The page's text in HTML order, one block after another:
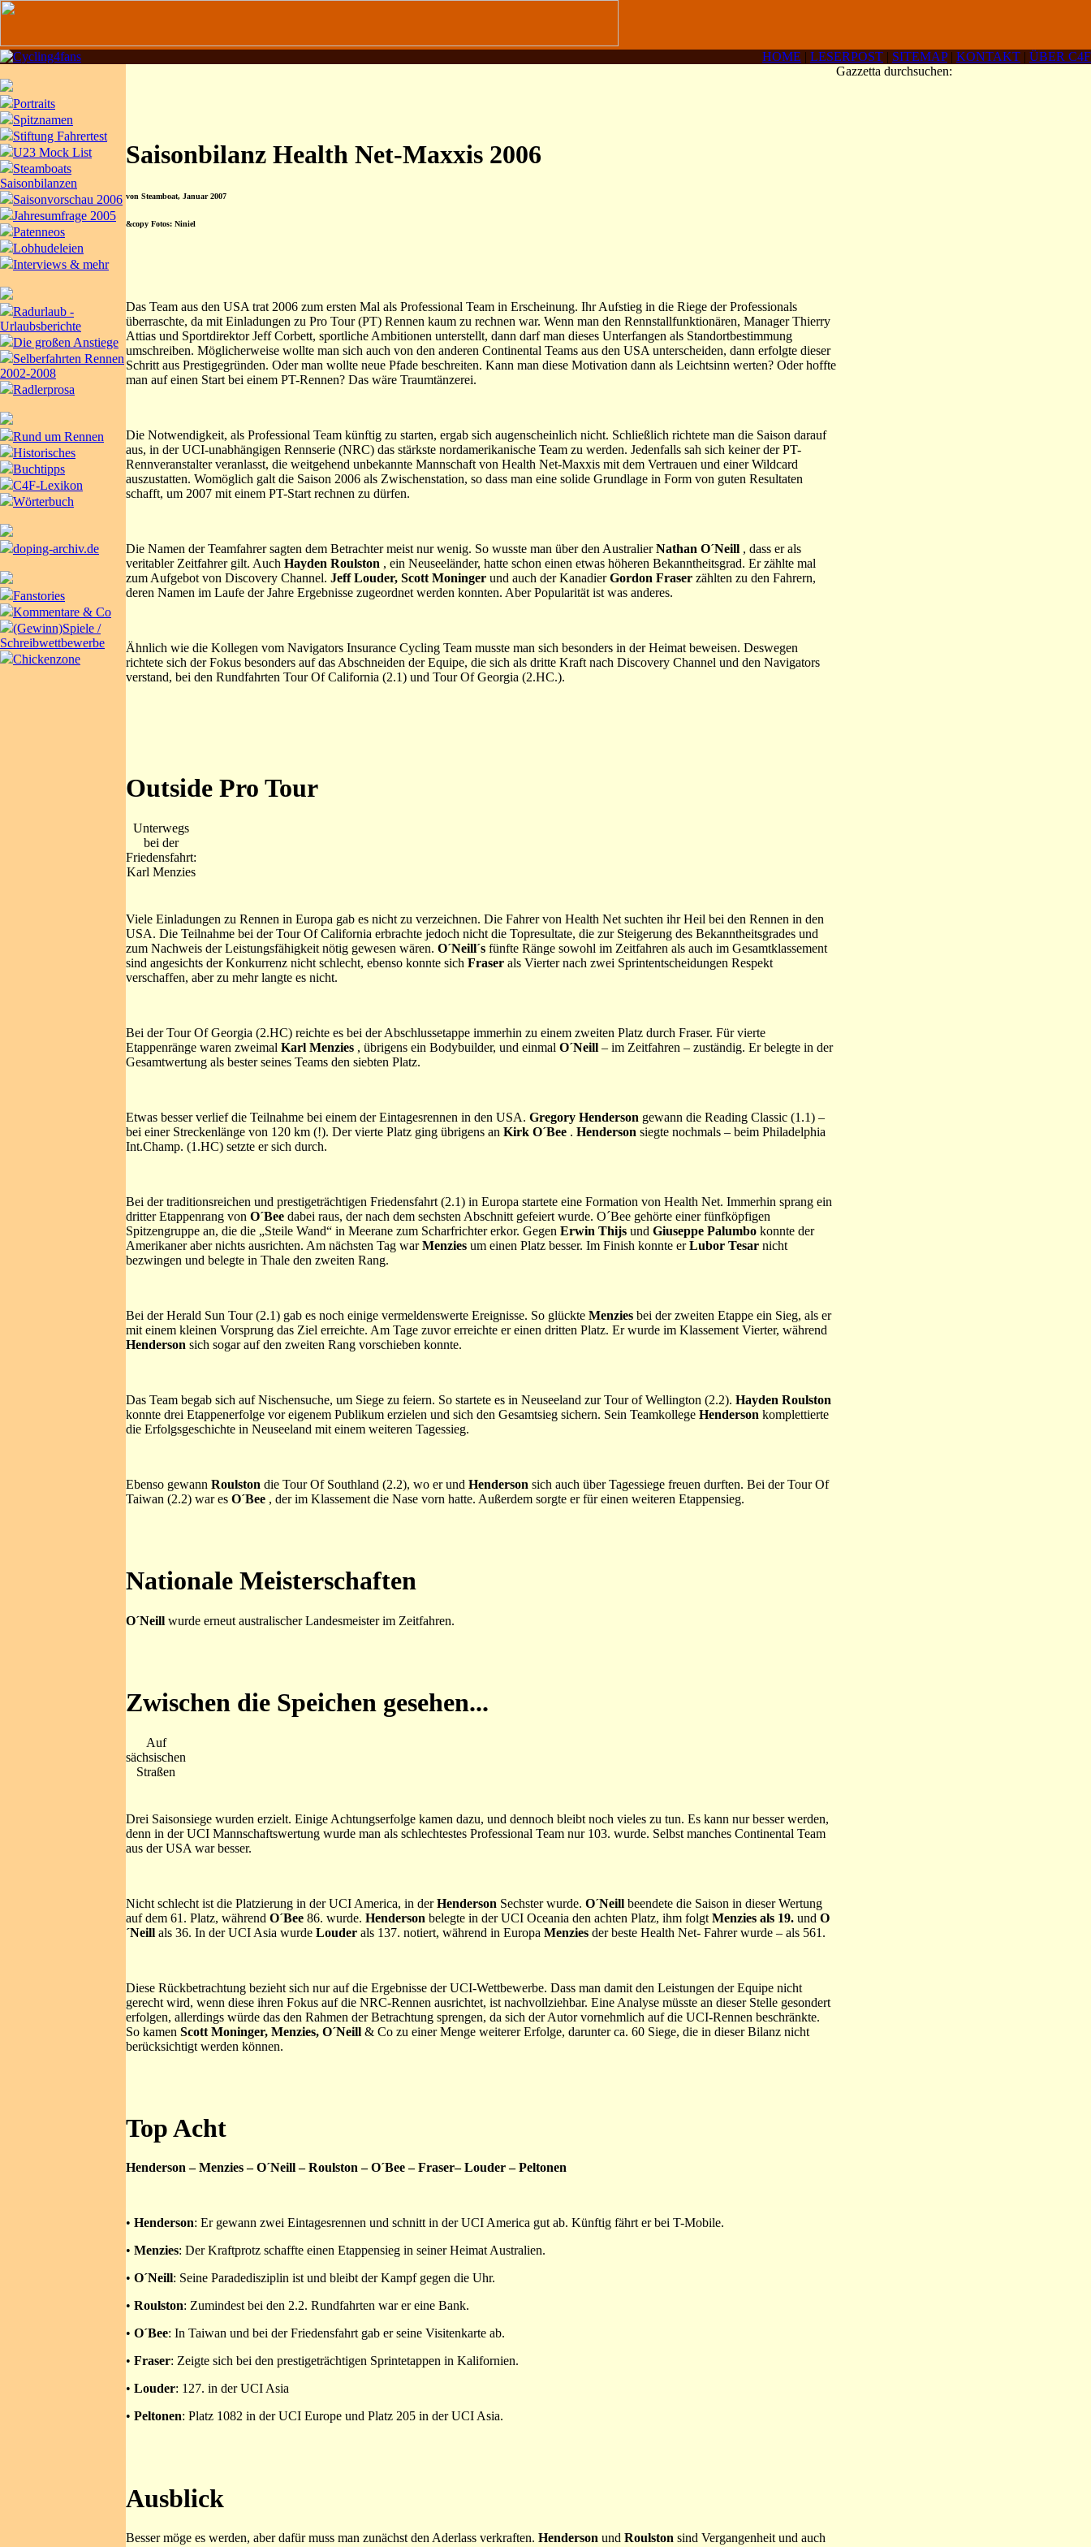
HOME | LESERPOST | SITEMAP| KONTAKT | ÜBER C4F
Portraits
Spitznamen
Stiftung Fahrertest
U23 Mock List
Steamboats
Saisonbilanzen
Saisonvorschau 2006
Jahresumfrage 2005
Patenneos
Lobhudeleien
Interviews & mehr
Radurlaub -
Urlaubsberichte
Die großen Anstiege
Selberfahrten Rennen
2002-2008
Radlerprosa
Rund um Rennen
Historisches
Buchtipps
C4F-Lexikon
Wörterbuch
doping-archiv.de
Fanstories
Kommentare & Co
(Gewinn)Spiele /
Schreibwettbewerbe
Chickenzone
Saisonbilanz Health Net-Maxxis 2006
von Steamboat, Januar 2007
&copy Fotos: Niniel
Das Team aus den USA trat 2006 zum ersten Mal als Professional Team in Erscheinung. Ihr Aufstieg in die Riege der Professionals
überraschte, da mit Einladungen zu Pro Tour (PT) Rennen kaum zu rechnen war. Wenn man den Rennstallfunktionären, Manager Thierry
Attias und Sportdirektor Jeff Corbett, sportliche Ambitionen unterstellt, dann darf man dieses Unterfangen als Standortbestimmung
umschreiben. Möglicherweise wollte man sich auch von den anderen Continental Teams aus den USA unterscheiden, dann erfolgte dieser
Schritt aus Prestigegründen. Oder man wollte neue Pfade beschreiten. Kann man diese Motivation dann als Leichtsinn werten? Oder hoffte
man auf einen Start bei einem PT-Rennen? Das wäre Traumtänzerei.
Die Notwendigkeit, als Professional Team künftig zu starten, ergab sich augenscheinlich nicht. Schließlich richtete man die Saison darauf
aus, in der UCI-unabhängigen Rennserie (NRC) das stärkste nordamerikanische Team zu werden. Jedenfalls sah sich keiner der PT-
Rennveranstalter veranlasst, die weitgehend unbekannte Mannschaft von Health Net-Maxxis mit dem Vertrauen und einer Wildcard
auszustatten. Womöglich galt die Saison 2006 als Zwischenstation, so dass man eine solide Grundlage in Form von guten Resultaten
schafft, um 2007 mit einem PT-Start rechnen zu dürfen.
Die Namen der Teamfahrer sagten dem Betrachter meist nur wenig. So wusste man über den AustralierNathan O´Neill , dass er als
veritabler Zeitfahrer gilt. Auch Hayden Roulston , ein Neuseeländer, hatte schon einen etwas höheren Bekanntheitsgrad. Er zählte mal
zum Aufgebot von Discovery Channel. Jeff Louder, Scott Moninger und auch der KanadierGordon Fraser zählten zu den Fahrern,
deren Namen im Laufe der Jahre Ergebnisse zugeordnet werden konnten. Aber Popularität ist was anderes.
Ähnlich wie die Kollegen vom Navigators Insurance Cycling Team musste man sich besonders in der Heimat beweisen. Deswegen
richtete sich der Fokus besonders auf das Abschneiden der Equipe, die sich als dritte Kraft nach Discovery Channel und den Navigators
verstand, bei den Rundfahrten Tour Of California (2.1) und Tour Of Georgia (2.HC.).
Outside Pro Tour
Unterwegs
bei der
Friedensfahrt:
Karl Menzies
Viele Einladungen zu Rennen in Europa gab es nicht zu verzeichnen. Die Fahrer von Health Net suchten ihr Heil bei den Rennen in den
USA. Die Teilnahme bei der Tour Of California erbrachte jedoch nicht die Topresultate, die zur Steigerung des Bekanntheitsgrades und
zum Nachweis der Leistungsfähigkeit nötig gewesen wären. O´Neill´s fünfte Ränge sowohl im Zeitfahren als auch im Gesamtklassement
sind angesichts der Konkurrenz nicht schlecht, ebenso konnte sich Fraser als Vierter nach zwei Sprintentscheidungen Respekt
verschaffen, aber zu mehr langte es nicht.
Bei der Tour Of Georgia (2.HC) reichte es bei der Abschlussetappe immerhin zu einem zweiten Platz durch Fraser. Für vierte
Etappenränge waren zweimal Karl Menzies , übrigens ein Bodybuilder, und einmal O´Neill – im Zeitfahren – zuständig. Er belegte in der
Gesamtwertung als bester seines Teams den siebten Platz.
Etwas besser verlief die Teilnahme bei einem der Eintagesrennen in den USA. Gregory Henderson gewann die Reading Classic (1.1) –
bei einer Streckenlänge von 120 km (!). Der vierte Platz ging übrigens an Kirk O´Bee . Henderson siegte nochmals – beim Philadelphia
Int.Champ. (1.HC) setzte er sich durch.
Bei der traditionsreichen und prestigeträchtigen Friedensfahrt (2.1) in Europa startete eine Formation von Health Net. Immerhin sprang ein
dritter Etappenrang von O´Bee dabei raus, der nach dem sechsten Abschnitt gefeiert wurde. O´Bee gehörte einer fünfköpfigen
Spitzengruppe an, die die „Steile Wand“ in Meerane zum Scharfrichter erkor. Gegen Erwin Thijs und Giuseppe Palumbo konnte der
Amerikaner aber nichts ausrichten. Am nächsten Tag warMenzies um einen Platz besser. Im Finish konnte erLubor Tesar nicht
bezwingen und belegte in Thale den zweiten Rang.
Bei der Herald Sun Tour (2.1) gab es noch einige vermeldenswerte Ereignisse. So glückte Menzies bei der zweiten Etappe ein Sieg, als er
mit einem kleinen Vorsprung das Ziel erreichte. Am Tage zuvor erreichte er einen dritten Platz. Er wurde im Klassement Vierter, während
Henderson sich sogar auf den zweiten Rang vorschieben konnte.
Das Team begab sich auf Nischensuche, um Siege zu feiern. So startete es in Neuseeland zur Tour of Wellington (2.2). Hayden Roulston
konnte drei Etappenerfolge vor eigenem Publikum erzielen und sich den Gesamtsieg sichern. Sein Teamkollege Henderson komplettierte
die Erfolgsgeschichte in Neuseeland mit einem weiteren Tagessieg.
Ebenso gewann Roulston die Tour Of Southland (2.2), wo er und Henderson sich auch über Tagessiege freuen durften. Bei der Tour Of
Taiwan (2.2) war es O´Bee , der im Klassement die Nase vorn hatte. Außerdem sorgte er für einen weiteren Etappensieg.
Nationale Meisterschaften
O´Neill wurde erneut australischer Landesmeister im Zeitfahren.
Zwischen die Speichen gesehen...
Auf
sächsischen
Straßen
Drei Saisonsiege wurden erzielt. Einige Achtungserfolge kamen dazu, und dennoch bleibt noch vieles zu tun. Es kann nur besser werden,
denn in der UCI Mannschaftswertung wurde man als schlechtestes Professional Team nur 103. wurde. Selbst manches Continental Team
aus der USA war besser.
Nicht schlecht ist die Platzierung in der UCI America, in derHenderson Sechster wurde. O´Neill beendete die Saison in dieser Wertung
auf dem 61. Platz, während O´Bee 86. wurde. Henderson belegte in der UCI Oceania den achten Platz, ihm folgt Menzies als 19. und O
´Neill als 36. In der UCI Asia wurde Louder als 137. notiert, während in Europa Menzies der beste Health Net- Fahrer wurde – als 561.
Diese Rückbetrachtung bezieht sich nur auf die Ergebnisse der UCI-Wettbewerbe. Dass man damit den Leistungen der Equipe nicht
gerecht wird, wenn diese ihren Fokus auf die NRC-Rennen ausrichtet, ist nachvollziehbar. Eine Analyse müsste an dieser Stelle gesondert
erfolgen, allerdings würde das den Rahmen der Betrachtung sprengen, da sich der Autor vornehmlich auf die UCI-Rennen beschränkte.
So kamen Scott Moninger, Menzies, O´Neill & Co zu einer Menge weiterer Erfolge, darunter ca. 60 Siege, die in dieser Bilanz nicht
berücksichtigt werden können.
Top Acht
Henderson – Menzies – O´Neill – Roulston – O´Bee – Fraser– Louder – Peltonen
• Henderson: Er gewann zwei Eintagesrennen und schnitt in der UCI America gut ab. Künftig fährt er bei T-Mobile.
• Menzies: Der Kraftprotz schaffte einen Etappensieg in seiner Heimat Australien.
• O´Neill: Seine Paradedisziplin ist und bleibt der Kampf gegen die Uhr.
• Roulston: Zumindest bei den 2.2. Rundfahrten war er eine Bank.
• O´Bee: In Taiwan und bei der Friedensfahrt gab er seine Visitenkarte ab.
• Fraser: Zeigte sich bei den prestigeträchtigen Sprintetappen in Kalifornien.
• Louder: 127. in der UCI Asia
• Peltonen: Platz 1082 in der UCI Europe und Platz 205 in der UCI Asia.
Ausblick
Besser möge es werden, aber dafür muss man zunächst den Aderlass verkraften. Henderson und Roulston sind Vergangenheit und auch
Gazzetta durchsuchen: